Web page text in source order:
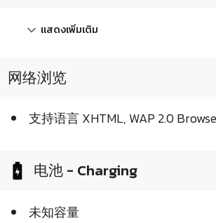
แสดงเพิ่มเติม
网络浏览
支持语言 XHTML, WAP 2.0
电池 - Charging
未知容量